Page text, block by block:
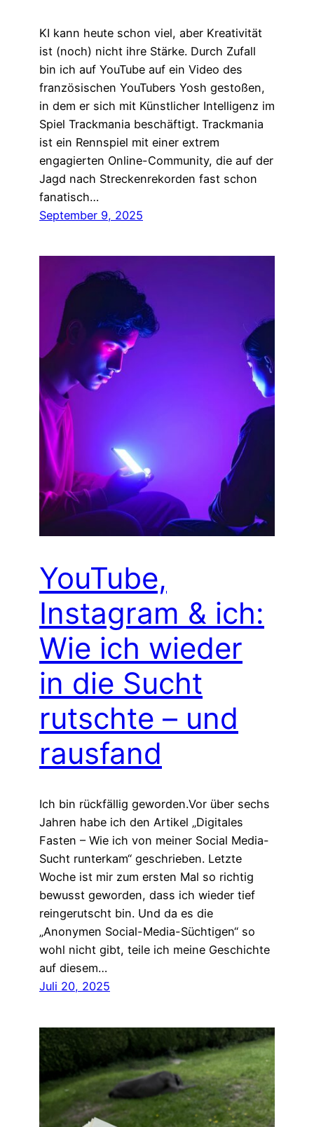
KI kann heute schon viel, aber Kreativität
ist (noch) nicht ihre Stärke. Durch Zufall
bin ich auf YouTube auf ein Video des
französischen YouTubers Yosh gestoßen,
in dem er sich mit Künstlicher Intelligenz im
Spiel Trackmania beschäftigt. Trackmania
ist ein Rennspiel mit einer extrem
engagierten Online-Community, die auf der
Jagd nach Streckenrekorden fast schon
fanatisch…
September 9, 2025
YouTube,
Instagram & ich:
Wie ich wieder
in die Sucht
rutschte – und
rausfand
Ich bin rückfällig geworden.Vor über sechs
Jahren habe ich den Artikel „Digitales
Fasten – Wie ich von meiner Social Media-
Sucht runterkam“ geschrieben. Letzte
Woche ist mir zum ersten Mal so richtig
bewusst geworden, dass ich wieder tief
reingerutscht bin. Und da es die
„Anonymen Social-Media-Süchtigen“ so
wohl nicht gibt, teile ich meine Geschichte
auf diesem…
Juli 20, 2025